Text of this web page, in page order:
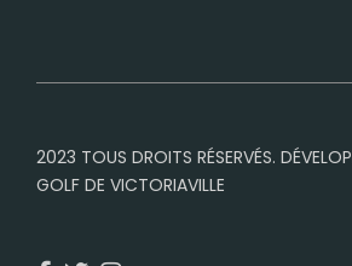
2023 TOUS DROITS RÉSERVÉS.
GOLF DE VICTORIAVILLE